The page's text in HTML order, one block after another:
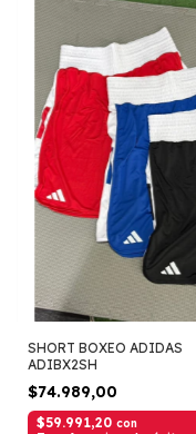
SHORT BOXEO ADIDAS
ADIBX2SH
$74.989,00
$59.991,20 con